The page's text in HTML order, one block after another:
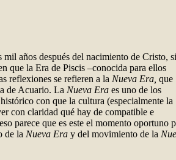
años después del nacimiento de Cristo,
que la Era de Piscis –conocida para ellos
reflexiones se refieren a la Nueva Era, que
de Acuario. La Nueva Era es uno de los
con que la cultura (especialmente la
con claridad qué hay de compatible e
parece que es este el momento oportuno
de la Nueva Era y del movimiento de la